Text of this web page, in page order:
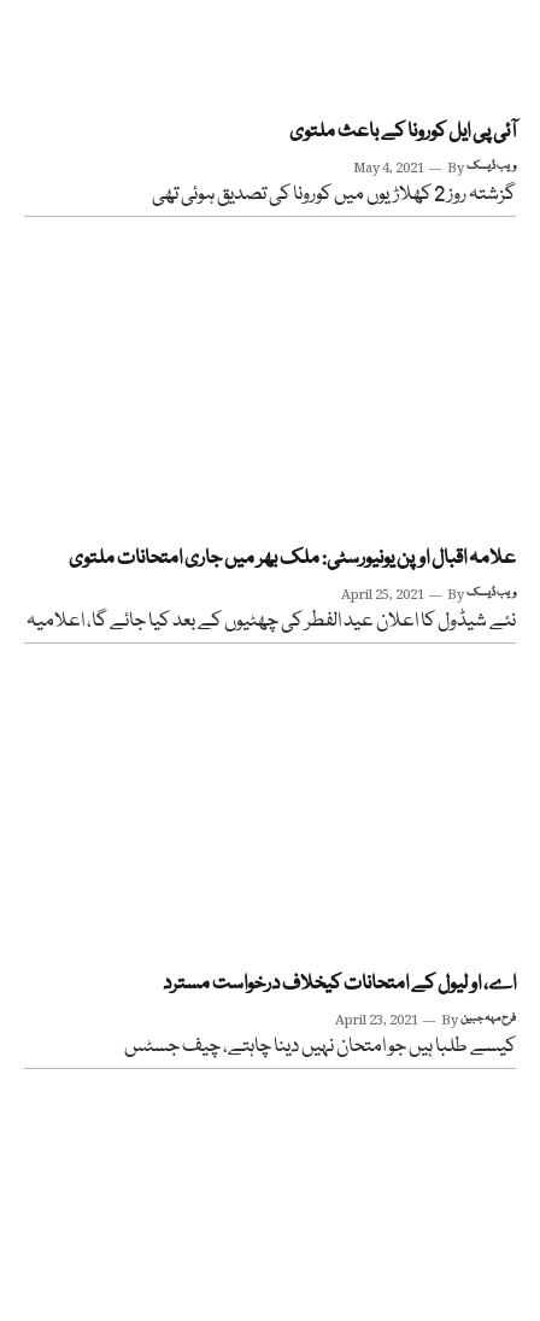
آئی پی ایل کورونا کے باعث ملتوی
May 4, 2021 Byویب ڈیسک
گزشتہ روز 2 کھلاڑیوں میں کورونا کی تصدیق ہوئی تھی
علامہ اقبال اوپن یونیورسٹی: ملک بھر میں جاری امتحانات ملتوی
April 25, 2021 Byویب ڈیسک
نئے شیڈول کا اعلان عید الفطر کی چھٹیوں کے بعد کیا جائے گا، اعلامیہ
اے، او لیول کے امتحانات کیخلاف درخواست مسترد
April 23, 2021 Byفرح مہہ جبین
کیسے طلبا ہیں جو امتحان نہیں دینا چاہتے، چیف جسٹس